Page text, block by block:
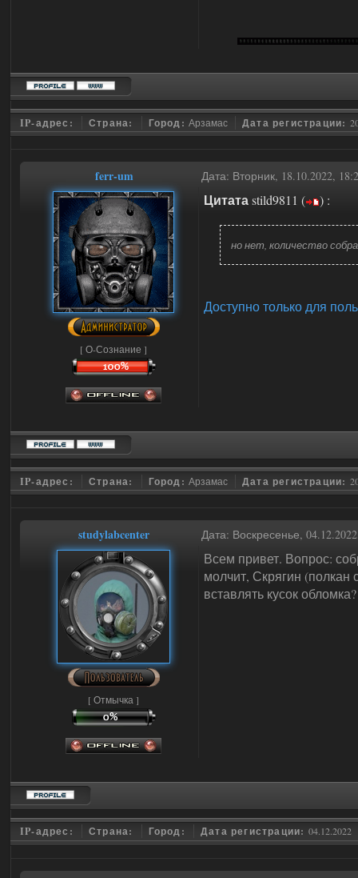
IP-адрес: Страна: Город:Арзамас Дата регистрации:
ferr-um Дата: Вторник, 18.10.2022,
[ О-Сознание ]
Цитатаstild9811 ( ) :
но нет, количество
Доступно только для
IP-адрес: Страна: Город:Арзамас Дата регистрации:
studylabcenter Дата: Воскресенье,
[ Отмычка ]
Всем привет. Вопрос:
молчит, Скрягин (полкан
вставлять кусок обломка?
IP-адрес: Страна: Город: Дата регистрации: 04.12.2022